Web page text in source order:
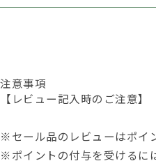
注意事項
【レビュー記入時のご注意】
※セール品のレビューはポイ
※ポイントの付与を受けるに